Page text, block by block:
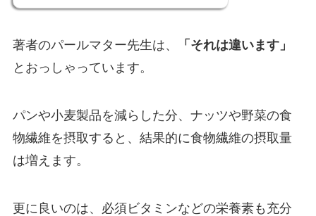
著者のパールマター先生は、
「それは違います」
とおっしゃっています。
パンや小麦製品を減らした分、ナッツや野菜の食
物繊維を摂取すると、 結果的に食物繊維の摂取量
は増えます。
更に良いのは、必須ビタミンなどの栄養素も充分